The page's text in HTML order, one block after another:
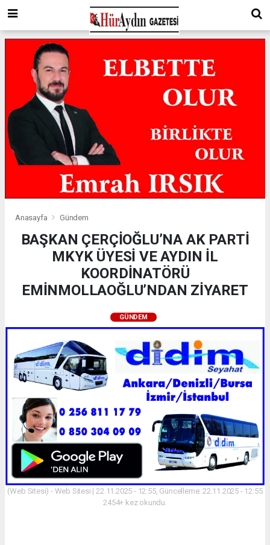
Anasayfa Gündem
BAŞKAN ÇERÇİOĞLU’NA AK PARTİ
MKYK ÜYESİ VE AYDIN İL
KOORDİNATÖRÜ
EMİNMOLLAOĞLU’NDAN ZİYARET
GÜNDEM
(Web Sitesi) - Web Sitesi | 22.11.2025 - 12:55, Güncelleme: 22.11.2025 - 12:55
2454+ kez okundu.